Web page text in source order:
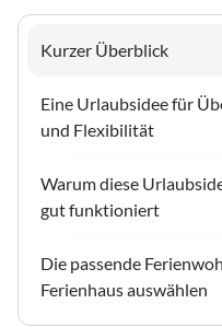
Kurzer Überblick
Eine Urlaubsidee für
und Flexibilität
Warum diese
gut funktioniert
Die passende
Ferienhaus auswählen